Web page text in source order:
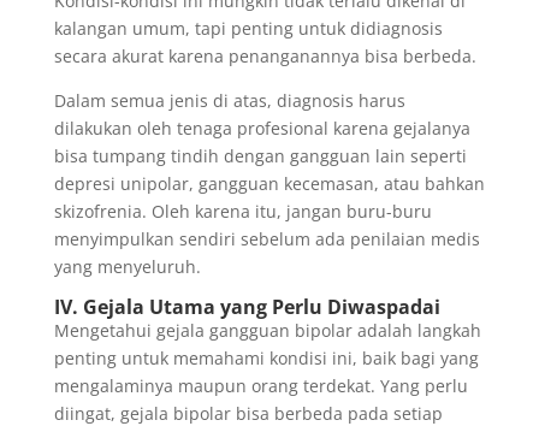
kalangan umum, tapi penting untuk didiagnosis
secara akurat karena penanganannya bisa berbeda.
Dalam semua jenis di atas, diagnosis harus
dilakukan oleh tenaga profesional karena gejalanya
bisa tumpang tindih dengan gangguan lain seperti
depresi unipolar, gangguan kecemasan, atau bahkan
skizofrenia. Oleh karena itu, jangan buru-buru
menyimpulkan sendiri sebelum ada penilaian medis
yang menyeluruh.
IV. Gejala Utama yang Perlu Diwaspadai
Mengetahui gejala gangguan bipolar adalah langkah
penting untuk memahami kondisi ini, baik bagi yang
mengalaminya maupun orang terdekat. Yang perlu
diingat, gejala bipolar bisa berbeda pada setiap